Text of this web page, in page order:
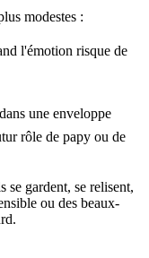
modestes :
l'émotion risque de
une enveloppe
rôle de papy ou de
se gardent, se relisent,
ou des beaux-